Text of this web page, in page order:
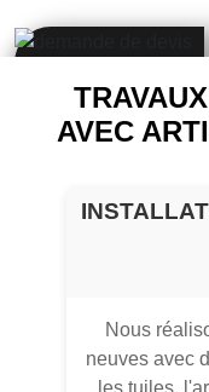
AVEC
Nous
neuves avec
les tuiles,